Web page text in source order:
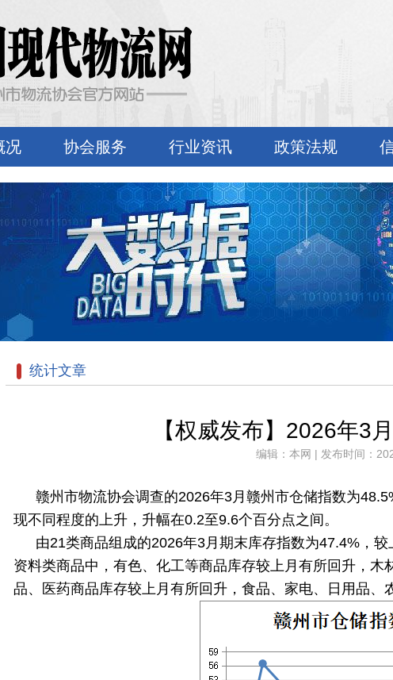
况 协会服务 行业资讯 政策法规
统计文章
【权威发布】2026年3
编辑：本网 | 发布时间：
赣州市物流协会调查的2026年3月赣州市仓储指数为
现不同程度的上升，升幅在0.2至9.6个百分点之间。
由21类商品组成的2026年3月期末库存指数为47.4%，
资料类商品中，有色、化工等商品库存较上月有所回升，
品、医药商品库存较上月有所回升，食品、家电、日用品、